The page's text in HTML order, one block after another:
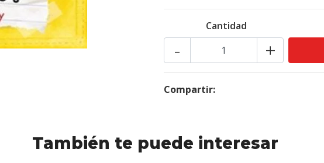
Cantidad
+
-
Compartir:
También te puede interesar